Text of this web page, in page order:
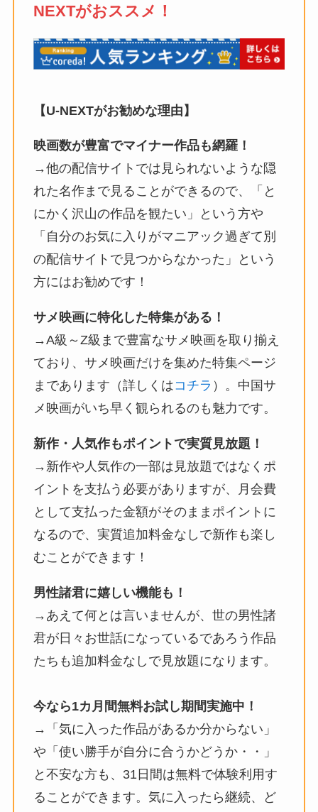
NEXTがおススメ！
【U-NEXTがお勧めな理由】
映画数が豊富でマイナー作品も網羅！
→他の配信サイトでは見られないような隠
れた名作まで見ることができるので、「と
にかく沢山の作品を観たい」という方や
「自分のお気に入りがマニアック過ぎて別
の配信サイトで見つからなかった」という
方にはお勧めです！
サメ映画に特化した特集がある！
→A級～Z級まで豊富なサメ映画を取り揃え
ており、サメ映画だけを集めた特集ページ
まであります（詳しくはコチラ ）。中国サ
メ映画がいち早く観られるのも魅力です。
新作・人気作もポイントで実質見放題！
→新作や人気作の一部は見放題ではなくポ
イントを支払う必要がありますが、月会費
として支払った金額がそのままポイントに
なるので、実質追加料金なしで新作も楽し
むことができます！
男性諸君に嬉しい機能も！
→あえて何とは言いませんが、世の男性諸
君が日々お世話になっているであろう作品
たちも追加料金なしで見放題になります。
今なら1カ月間無料お試し期間実施中！
→「気に入った作品があるか分からない」
や「使い勝手が自分に合うかどうか・・」
と不安な方も、31日間は無料で体験利用す
ることができます。気に入ったら継続、ど